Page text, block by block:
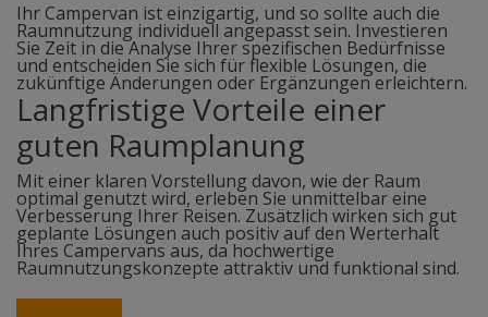
Ihr Campervan ist einzigartig, und so sollte auch die
Raumnutzung individuell angepasst sein. Investieren
Sie Zeit in die Analyse Ihrer spezifischen Bedürfnisse
und entscheiden Sie sich für flexible Lösungen, die
zukünftige Änderungen oder Ergänzungen erleichtern.
Langfristige Vorteile einer
guten Raumplanung
Mit einer klaren Vorstellung davon, wie der Raum
optimal genutzt wird, erleben Sie unmittelbar eine
Verbesserung Ihrer Reisen. Zusätzlich wirken sich gut
geplante Lösungen auch positiv auf den Werterhalt
Ihres Campervans aus, da hochwertige
Raumnutzungskonzepte attraktiv und funktional sind.